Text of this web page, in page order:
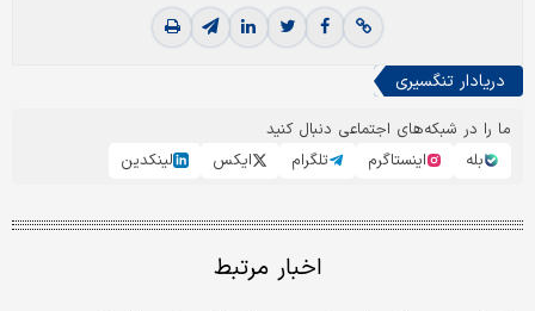
دریادار تنگسیری
ما را در شبکه‌های اجتماعی دنبال کنید
بله
اینستاگرم تلگرام ایکس لینکدین
اخبار مرتبط